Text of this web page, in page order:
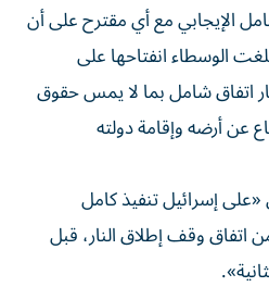
الإيجابي مع أي مقترح على أن
الوسطاء انفتاحها على
اتفاق شامل بما لا يمس حقوق
عن أرضه وإقامة دولته
إسرائيل تنفيذ كامل
اتفاق وقف إطلاق النار، قبل